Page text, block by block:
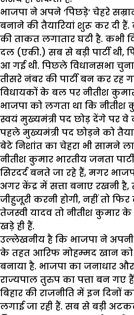
भाजपा ने अपने ‘पिछड़े’ चेहरे
बनाने की तैयारियां शुरू कर दी हैं.
की ताकत लगातार घटी है. कभी
दल (एकी.) सब से बड़ी पार्टी थी,
आ गई थी. पिछले विधानसभा
तीसरे नंबर की पार्टी बन कर रह
विधायकों के बल पर नीतीश
भाजपा को लगता था कि
स्वयं मुख्यमंत्री पद छोड़ देंगे पर
पहले मुख्यमंत्री पद छोड़ने को
बेटे निशांत का चेहरा भी सामने
नीतीश कुमार भारतीय जनता
सिरदर्द बनते जा रहे हैं, मगर
अगर केंद्र में सत्ता बनाए रखनी है,
जीहुजूरी करनी होगी, नहीं तो
तेजस्वी यादव तो नीतीश कुमार
खड़े ही हैं.
उल्लेखनीय है कि भाजपा ने अपनी
के तहत आरिफ मोहम्मद खान को
बनाया है. भाजपा का जनाधार
राज्यपाल तुरुप का पत्ता बन गए
बिहार की राजनीति में इन
लगाई जा रही हैं. सब से बड़ी